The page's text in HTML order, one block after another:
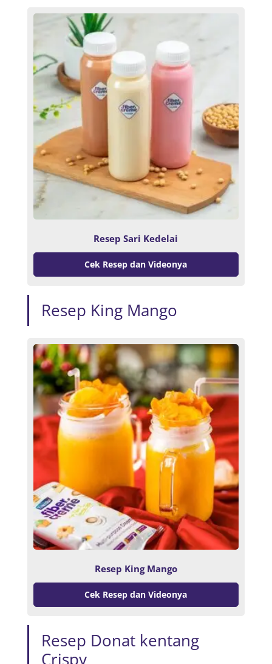
Resep Sari Kedelai
Cek Resep dan Videonya
Resep King Mango
Resep King Mango
Cek Resep dan Videonya
Resep Donat kentang
Crispy